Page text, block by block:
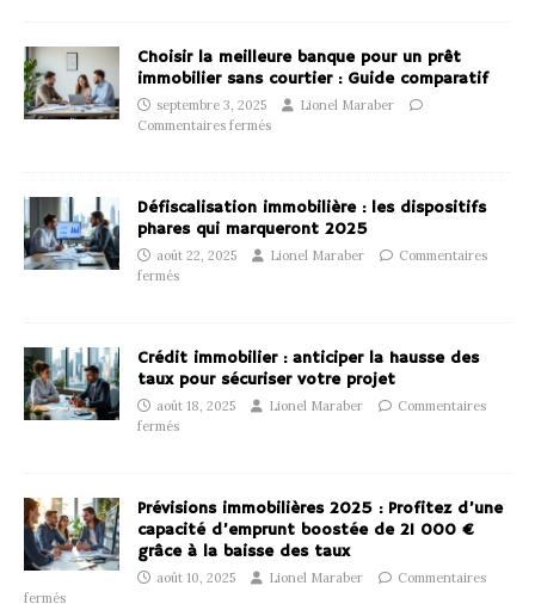
Choisir la meilleure banque pour un prêt
immobilier sans courtier : Guide comparatif
septembre 3, 2025
Lionel Maraber
Commentaires fermés
Défiscalisation immobilière : les dispositifs
phares qui marqueront 2025
août 22, 2025 Lionel Maraber
Commentaires
fermés
Crédit immobilier : anticiper la hausse des
taux pour sécuriser votre projet
août 18, 2025 Lionel Maraber
Commentaires
fermés
Prévisions immobilières 2025 : Profitez d’une
capacité d’emprunt boostée de 21 000 €
grâce à la baisse des taux
août 10, 2025 Lionel Maraber
Commentaires
fermés